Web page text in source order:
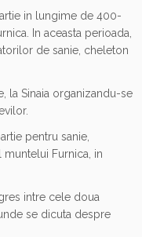
in lungime de 400-
In aceasta perioada,
de sanie, cheleton
la Sinaia organizandu-se
pentru sanie,
Furnica, in
intre cele doua
se dicuta despre